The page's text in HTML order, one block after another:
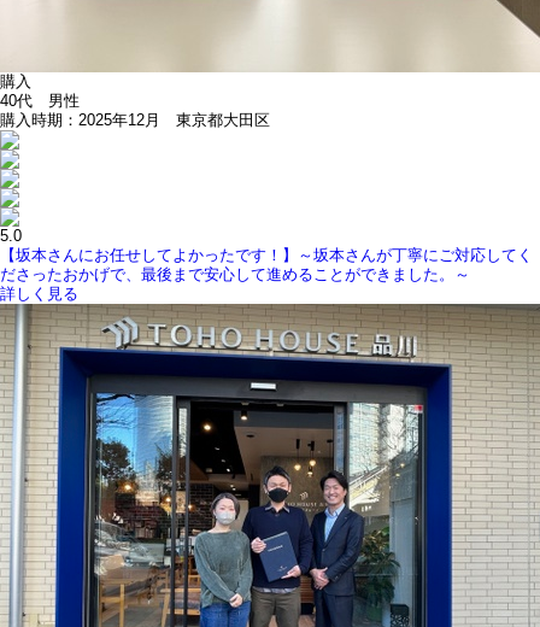
購入
40代 男性
購入時期：2025年12月 東京都大田区
5.0
【坂本さんにお任せしてよかったです！】～坂本さんが丁寧にご対応してく
ださったおかげで、最後まで安心して進めることができました。～
詳しく見る